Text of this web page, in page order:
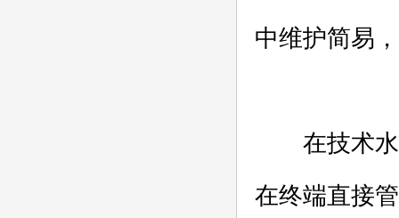
中维护简易
在技术水
在终端直接